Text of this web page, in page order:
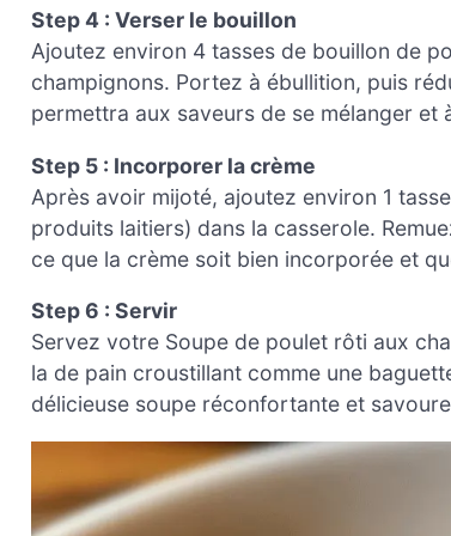
Step 4 : Verser le bouillon
Ajoutez environ 4 tasses de bouillon de
champignons. Portez à ébullition, puis
permettra aux saveurs de se mélanger
Step 5 : Incorporer la crème
Après avoir mijoté, ajoutez environ 1
produits laitiers) dans la casserole.
ce que la crème soit bien incorporée et
Step 6 : Servir
Servez votre Soupe de poulet rôti aux
la de pain croustillant comme une
délicieuse soupe réconfortante et